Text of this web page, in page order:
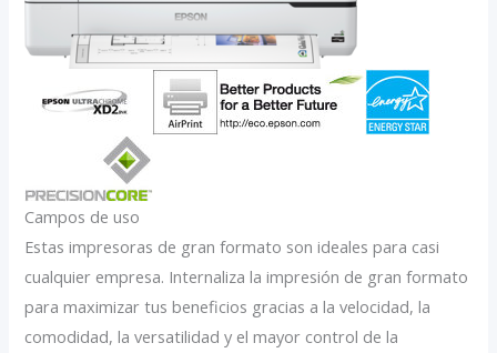
Campos de uso
Estas impresoras de gran formato son ideales para casi
cualquier empresa. Internaliza la impresión de gran formato
para maximizar tus beneficios gracias a la velocidad, la
comodidad, la versatilidad y el mayor control de la